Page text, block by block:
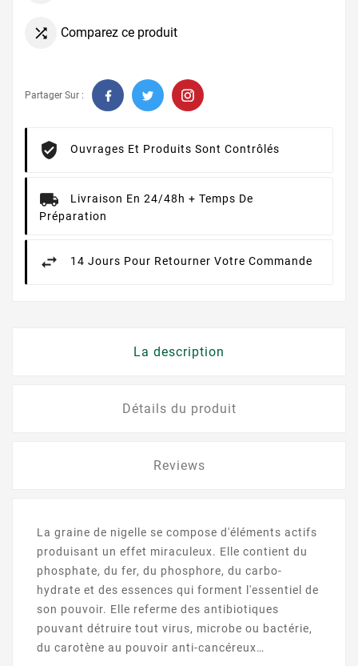
 Comparez ce produit
Partager Sur :
Ouvrages Et Produits Sont Contrôlés
Livraison En 24/48h + Temps De
Préparation
14 Jours Pour Retourner Votre Commande
La description
Détails du produit
Reviews
La graine de nigelle se compose d'éléments actifs
produisant un effet miraculeux. Elle contient du
phosphate, du fer, du phosphore, du carbo-
hydrate et des essences qui forment l'essentiel de
son pouvoir. Elle referme des antibiotiques
pouvant détruire tout virus, microbe ou bactérie,
du carotène au pouvoir anti-cancéreux…